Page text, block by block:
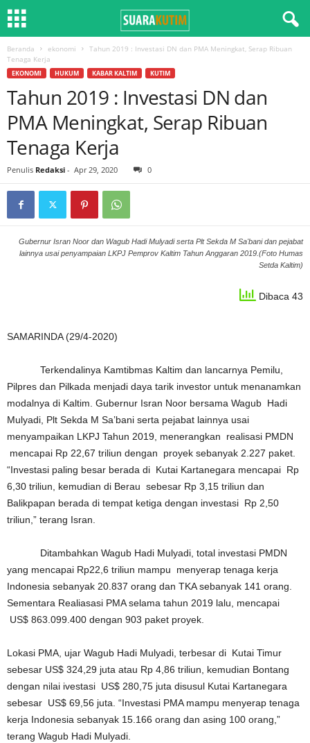
Beranda ekonomi
Tahun 2019 : Investasi DN dan PMA Meningkat, Serap Ribuan
Tenaga Kerja
EKONOMI HUKUM KABAR KALTIM KUTIM
Tahun 2019 : Investasi DN dan
PMA Meningkat, Serap Ribuan
Tenaga Kerja
Penulis Redaksi - Apr 29, 2020 0
Gubernur Isran Noor dan Wagub Hadi Mulyadi serta Plt Sekda M Sa'bani dan pejabat
lainnya usai penyampaian LKPJ Pemprov Kaltim Tahun Anggaran 2019.(Foto Humas
Setda Kaltim)
Dibaca 43
SAMARINDA (29/4-2020)
Terkendalinya Kamtibmas Kaltim dan lancarnya Pemilu,
Pilpres dan Pilkada menjadi daya tarik investor untuk menanamkan
modalnya di Kaltim. Gubernur Isran Noor bersama Wagub Hadi
Mulyadi, Plt Sekda M Sa’bani serta pejabat lainnya usai
menyampaikan LKPJ Tahun 2019, menerangkan realisasi PMDN
mencapai Rp 22,67 triliun dengan proyek sebanyak 2.227 paket.
“Investasi paling besar berada di Kutai Kartanegara mencapai Rp
6,30 triliun, kemudian di Berau sebesar Rp 3,15 triliun dan
Balikpapan berada di tempat ketiga dengan investasi Rp 2,50
triliun,” terang Isran.
Ditambahkan Wagub Hadi Mulyadi, total investasi PMDN
yang mencapai Rp22,6 triliun mampu menyerap tenaga kerja
Indonesia sebanyak 20.837 orang dan TKA sebanyak 141 orang.
Sementara Realiasasi PMA selama tahun 2019 lalu, mencapai
US$ 863.099.400 dengan 903 paket proyek.
Lokasi PMA, ujar Wagub Hadi Mulyadi, terbesar di Kutai Timur
sebesar US$ 324,29 juta atau Rp 4,86 triliun, kemudian Bontang
dengan nilai ivestasi US$ 280,75 juta disusul Kutai Kartanegara
sebesar US$ 69,56 juta. “Investasi PMA mampu menyerap tenaga
kerja Indonesia sebanyak 15.166 orang dan asing 100 orang,”
terang Wagub Hadi Mulyadi.